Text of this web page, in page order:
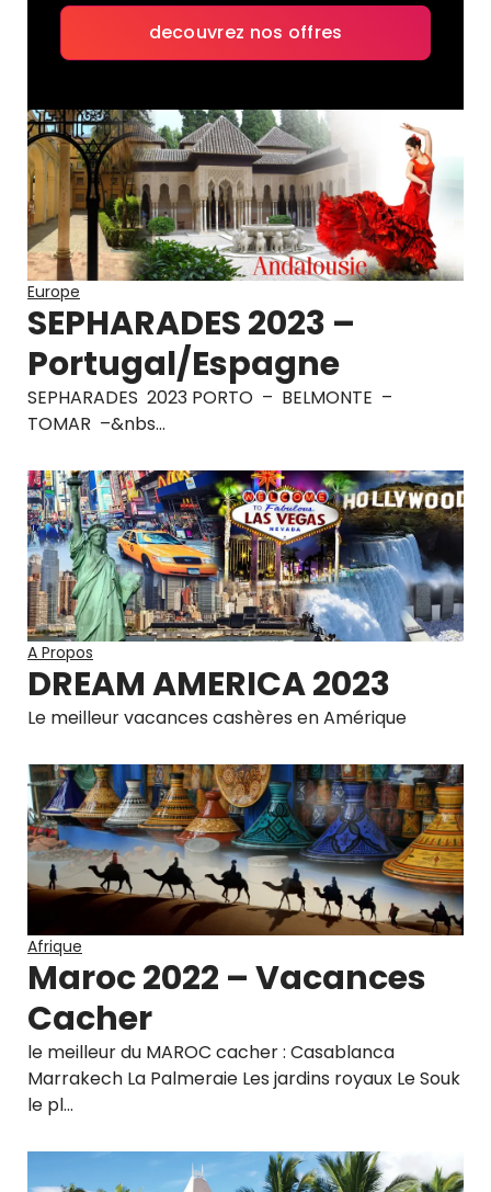
decouvrez nos offres
Europe
SEPHARADES 2023 –
Portugal/Espagne
SEPHARADES 2023 PORTO – BELMONTE –
TOMAR –&nbs…
A Propos
DREAM AMERICA 2023
Le meilleur vacances cashères en Amérique
Afrique
Maroc 2022 – Vacances
Cacher
le meilleur du MAROC cacher : Casablanca
Marrakech La Palmeraie Les jardins royaux Le Souk
le pl…